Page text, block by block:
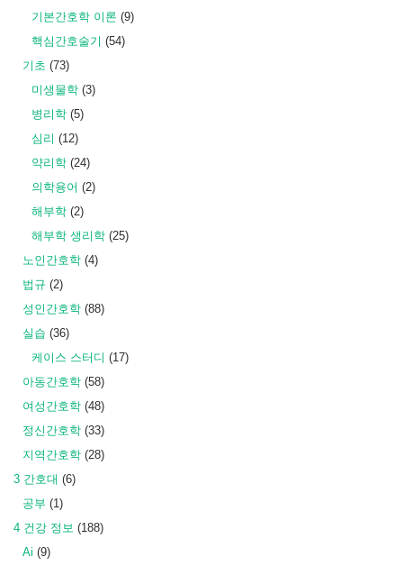
기본간호학 이론 (9)
핵심간호술기 (54)
기초 (73)
미생물학 (3)
병리학 (5)
심리 (12)
약리학 (24)
의학용어 (2)
해부학 (2)
해부학 생리학 (25)
노인간호학 (4)
법규 (2)
성인간호학 (88)
실습 (36)
케이스 스터디 (17)
아동간호학 (58)
여성간호학 (48)
정신간호학 (33)
지역간호학 (28)
3 간호대 (6)
공부 (1)
4 건강 정보 (188)
Ai (9)